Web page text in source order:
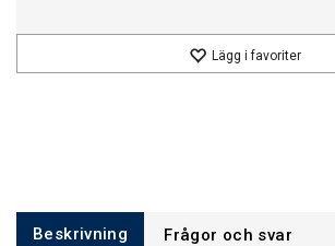
Lägg i favoriter
Beskrivning Frågor och svar